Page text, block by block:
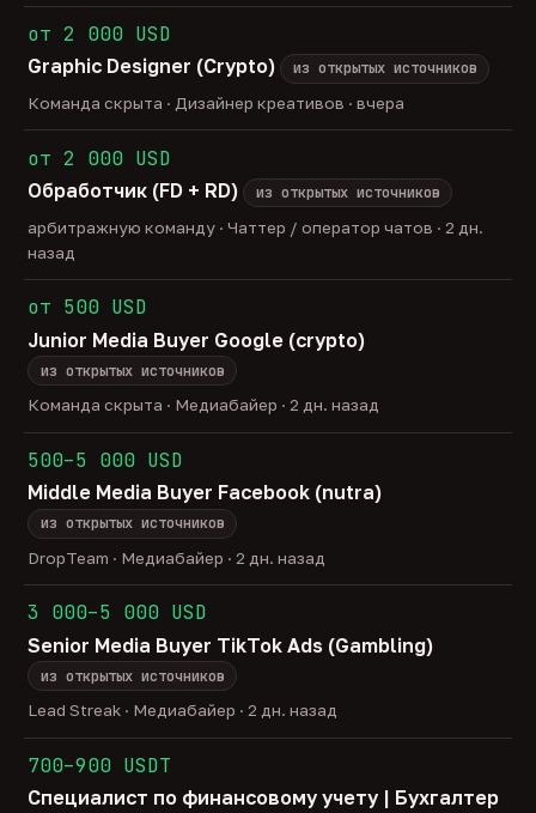
от 2 000 USD
Graphic Designer (Crypto)
из открытых источников
Команда скрыта · Дизайнер креативов · вчера
от 2 000 USD
Обработчик (FD + RD)
из открытых источников
арбитражную команду · Чаттер / оператор чатов · 2 дн.
назад
от 500 USD
Junior Media Buyer Google (crypto)
из открытых источников
Команда скрыта · Медиабайер · 2 дн. назад
500–5 000 USD
Middle Media Buyer Facebook (nutra)
из открытых источников
DropTeam · Медиабайер · 2 дн. назад
3 000–5 000 USD
Senior Media Buyer TikTok Ads (Gambling)
из открытых источников
Lead Streak · Медиабайер · 2 дн. назад
700–900 USDT
Специалист по финансовому учету | Бухгалтер